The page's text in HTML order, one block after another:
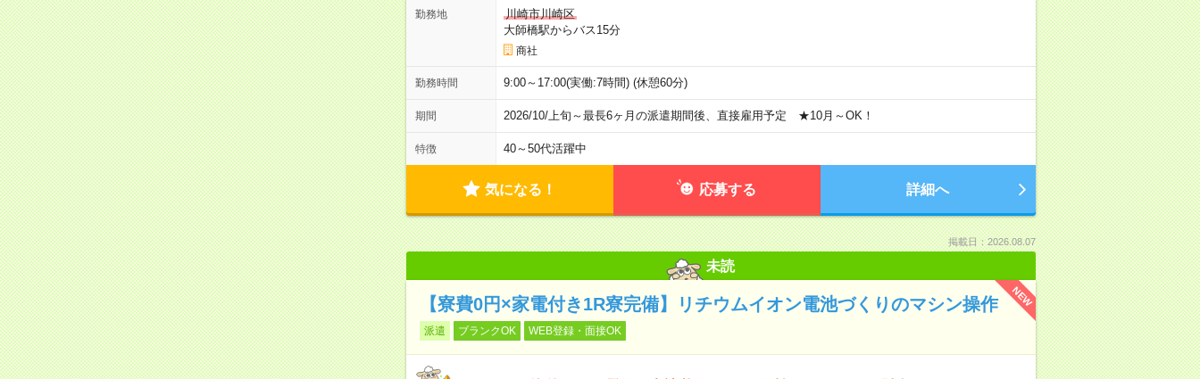
勤務地
川崎市川崎区
大師橋駅からバス15分
商社
勤務時間 9:00～17:00(実働:7時間) (休憩60分)
期間 2026/10/上旬～最長6ヶ月の派遣期間後、直接雇用予定 ★10月～OK！
特徴 40～50代活躍中
気になる！ 応募する 詳細へ
掲載日：2026.08.07
未読
NEW
【寮費0円×家電付き1R寮完備】リチウムイオン電池づくりのマシン操作
派遣 ブランクOK WEB登録・面接OK